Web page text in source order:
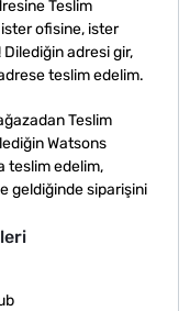
Teslim
ofisine, ister
Dilediğin adresi gir,
teslim edelim.
Teslim
Watsons
teslim edelim,
geldiğinde siparişini